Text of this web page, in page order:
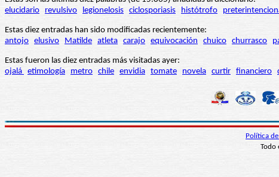
elucidario
revulsivo legionelosis ciclosporiasis histótrofo
Estas diez entradas han sido modificadas recientemente:
antojo elusivo Matilde atleta carajo equivocación chuico churrasco
Estas fueron las diez entradas más visitadas ayer:
ojalá etimología metro chile envidia tomate novela curtir financiero
Política
Todo